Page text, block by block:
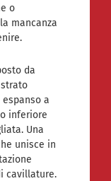
o
mancanza
da
a
inferiore
Una
unisce in
cavillature.